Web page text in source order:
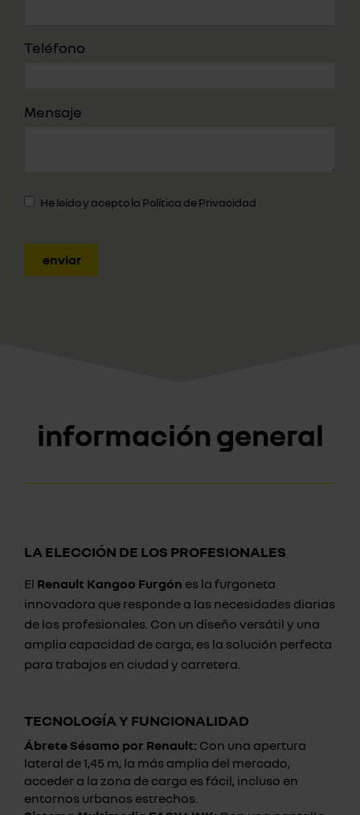
Teléfono
Mensaje
He leído y acepto la Política de Privacidad
enviar
información general
LA ELECCIÓN DE LOS PROFESIONALES
El Renault Kangoo Furgón es la furgoneta
innovadora que responde a las necesidades diarias
de los profesionales. Con un diseño versátil y una
amplia capacidad de carga, es la solución perfecta
para trabajos en ciudad y carretera.
TECNOLOGÍA Y FUNCIONALIDAD
Ábrete Sésamo por Renault: Con una apertura
lateral de 1,45 m, la más amplia del mercado,
acceder a la zona de carga es fácil, incluso en
entornos urbanos estrechos.